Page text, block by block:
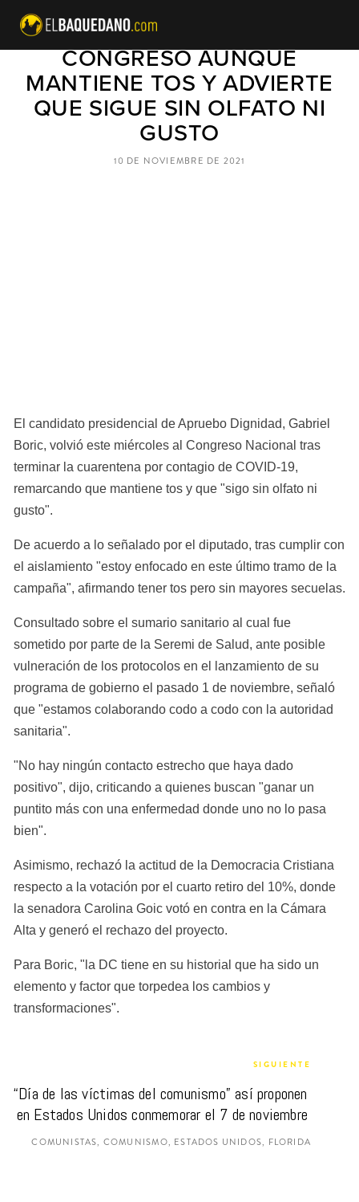
BORIC REGRESÓ AL
CONGRESO AUNQUE
MANTIENE TOS Y ADVIERTE
QUE SIGUE SIN OLFATO NI
GUSTO
El candidato presidencial de Apruebo Dignidad, Gabriel
Boric, volvió este miércoles al Congreso Nacional tras
terminar la cuarentena por contagio de COVID-19,
remarcando que mantiene tos y que "sigo sin olfato ni
gusto".
De acuerdo a lo señalado por el diputado, tras cumplir con
el aislamiento "estoy enfocado en este último tramo de la
campaña", afirmando tener tos pero sin mayores secuelas.
Consultado sobre el sumario sanitario al cual fue
sometido por parte de la Seremi de Salud, ante posible
vulneración de los protocolos en el lanzamiento de su
programa de gobierno el pasado 1 de noviembre, señaló
que "estamos colaborando codo a codo con la autoridad
sanitaria".
"No hay ningún contacto estrecho que haya dado
positivo", dijo, criticando a quienes buscan "ganar un
puntito más con una enfermedad donde uno no lo pasa
bien".
Asimismo, rechazó la actitud de la Democracia Cristiana
respecto a la votación por el cuarto retiro del 10%, donde
la senadora Carolina Goic votó en contra en la Cámara
Alta y generó el rechazo del proyecto.
Para Boric, "la DC tiene en su historial que ha sido un
elemento y factor que torpedea los cambios y
transformaciones".
10 DE NOVIEMBRE DE 2021
SIGUIENTE
“Día de las víctimas del comunismo” así proponen
en Estados Unidos conmemorar el 7 de noviembre
COMUNISTAS, COMUNISMO, ESTADOS UNIDOS, FLORIDA